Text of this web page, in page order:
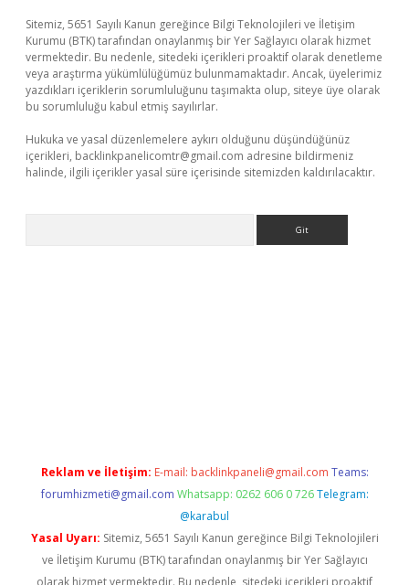
Sitemiz, 5651 Sayılı Kanun gereğince Bilgi Teknolojileri ve İletişim
Kurumu (BTK) tarafından onaylanmış bir Yer Sağlayıcı olarak hizmet
vermektedir. Bu nedenle, sitedeki içerikleri proaktif olarak denetleme
veya araştırma yükümlülüğümüz bulunmamaktadır. Ancak, üyelerimiz
yazdıkları içeriklerin sorumluluğunu taşımakta olup, siteye üye olarak
bu sorumluluğu kabul etmiş sayılırlar.
Hukuka ve yasal düzenlemelere aykırı olduğunu düşündüğünüz
içerikleri, backlinkpanelicomtr@gmail.com adresine bildirmeniz
halinde, ilgili içerikler yasal süre içerisinde sitemizden kaldırılacaktır.
Reklam ve İletişim: E-mail: backlinkpaneli@gmail.com Teams:
forumhizmeti@gmail.com Whatsapp: 0262 606 0 726 Telegram:
@karabul
Yasal Uyarı: Sitemiz, 5651 Sayılı Kanun gereğince Bilgi Teknolojileri
ve İletişim Kurumu (BTK) tarafından onaylanmış bir Yer Sağlayıcı
olarak hizmet vermektedir. Bu nedenle, sitedeki içerikleri proaktif